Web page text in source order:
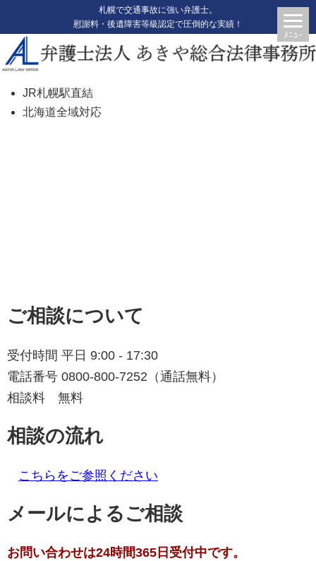
札幌で交通事故に強い弁護士。
慰謝料・後遺障害等級認定で圧倒的な実績！
JR札幌駅直結
北海道全域対応
ご相談について
受付時間 平日 9:00 - 17:30
電話番号 0800-800-7252 （通話無料）
相談料 無料
相談の流れ
こちらをご参照ください
メールによるご相談
お問い合わせは24時間365日受付中です。